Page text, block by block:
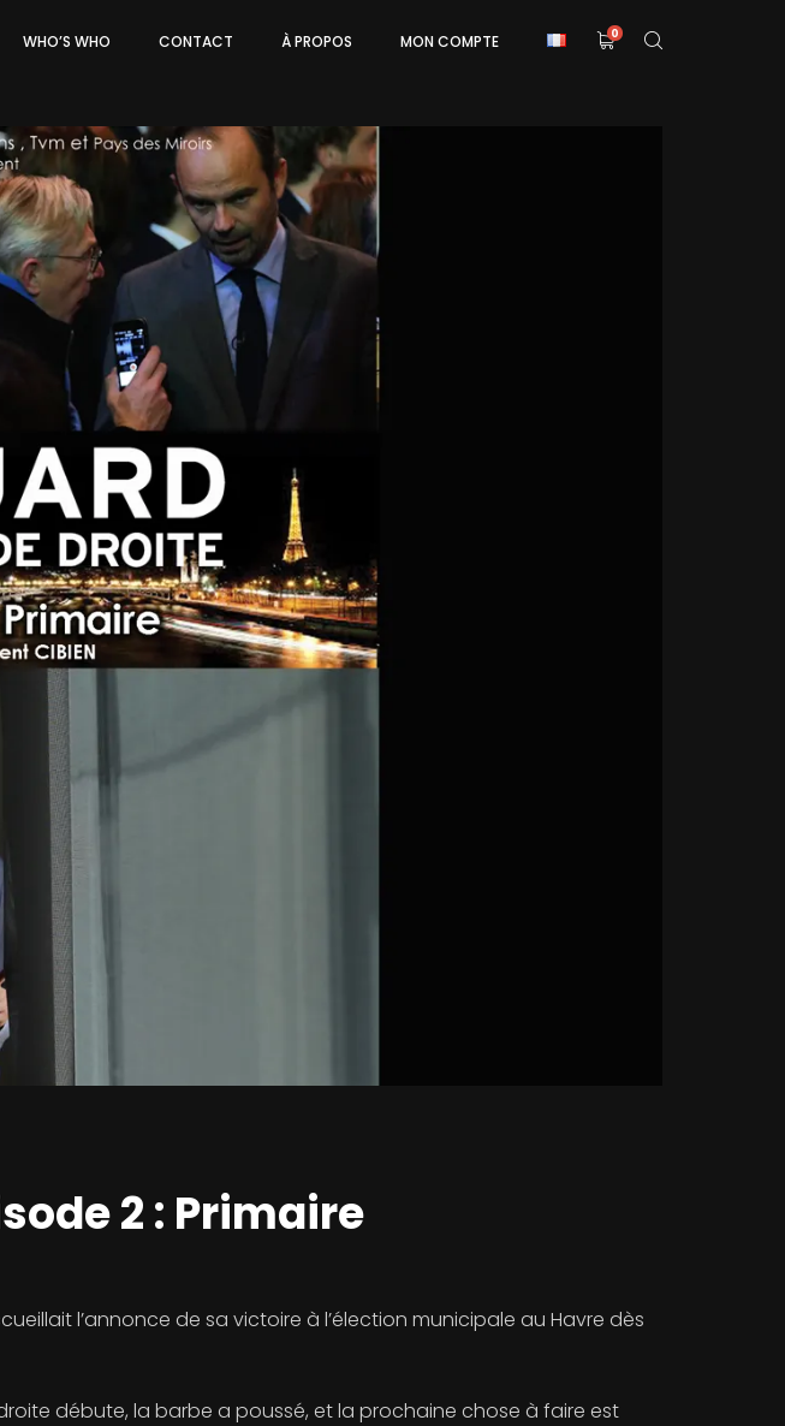
WHO’S WHO CONTACT À PROPOS MON COMPTE 0
2 : Primaire
l’annonce de sa victoire à l’élection municipale au Havre dès
débute, la barbe a poussé, et la prochaine chose à faire est